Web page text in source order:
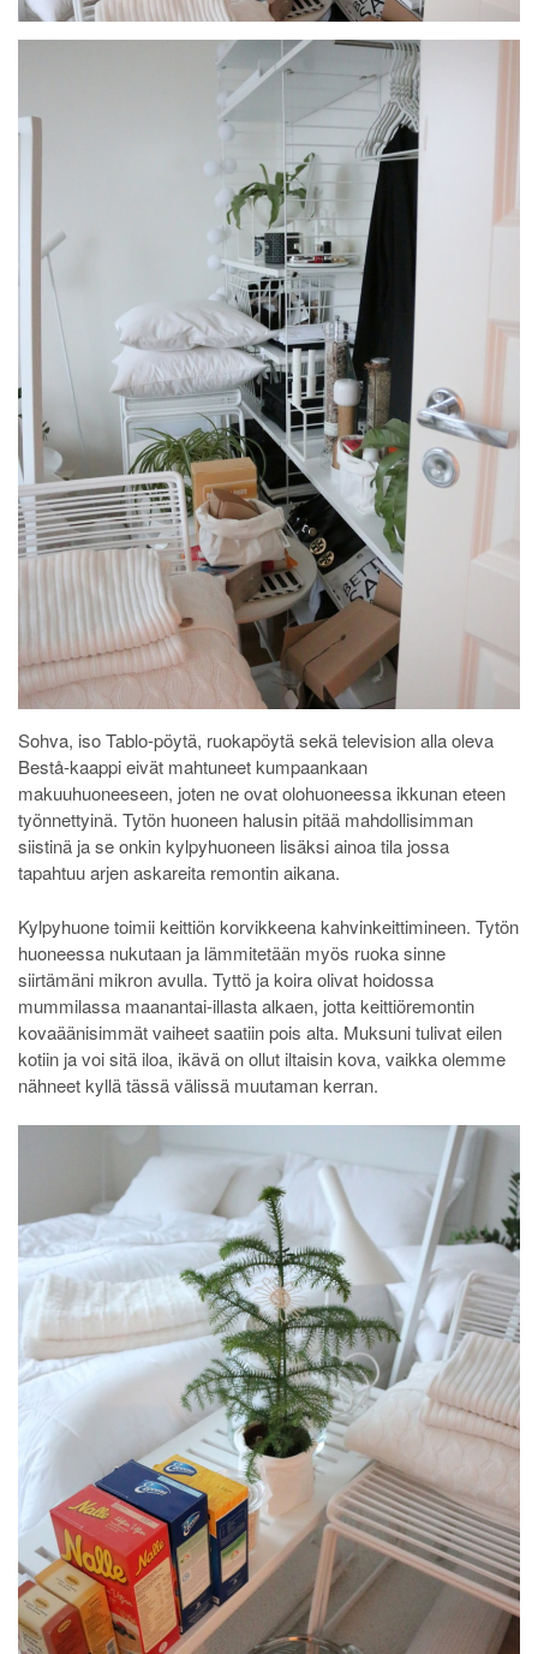
Sohva, iso Tablo-pöytä, ruokapöytä sekä television alla oleva
Bestå-kaappi eivät mahtuneet kumpaankaan
makuuhuoneeseen, joten ne ovat olohuoneessa ikkunan eteen
työnnettyinä. Tytön huoneen halusin pitää mahdollisimman
siistinä ja se onkin kylpyhuoneen lisäksi ainoa tila jossa
tapahtuu arjen askareita remontin aikana.
Kylpyhuone toimii keittiön korvikkeena kahvinkeittimineen. Tytön
huoneessa nukutaan ja lämmitetään myös ruoka sinne
siirtämäni mikron avulla. Tyttö ja koira olivat hoidossa
mummilassa maanantai-illasta alkaen, jotta keittiöremontin
kovaäänisimmät vaiheet saatiin pois alta. Muksuni tulivat eilen
kotiin ja voi sitä iloa, ikävä on ollut iltaisin kova, vaikka olemme
nähneet kyllä tässä välissä muutaman kerran.